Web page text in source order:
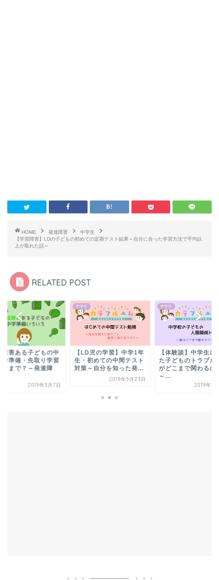
HOME 発達障害
中学生
【学習障害】LDの子どもの初めての定期テスト結果～自分に合った学習方法で平均以
上が取れた話～
RELATED POST
児の学習】中学1年
初めての中間テスト
～自分を知った発...
中学生
【体験談】中学生になっ
た子どものトラブルに親
がどこまで関わるのか
中学生
学習障害ある子ども
学入学準備・先取り
はどこまで？～発達
害...
2019年3